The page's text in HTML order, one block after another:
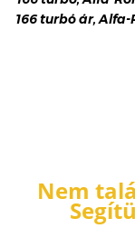
166 turbó ár,
Nem